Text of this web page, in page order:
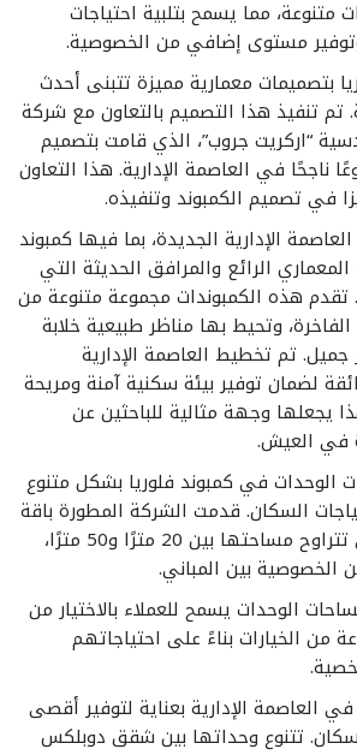
مما يسمح بتلبية احتياجات
مستوى إضافي من الخصوصية.
بتصميمات معمارية مميزة تتبنى أحدث
تم تنفيذ هذا التصميم بالتعاون مع شركة
“اركريت جروب”، الذي قامت بتصميم
30 مشروعًا ناجحًا في العاصمة الإدارية. هذا التعاون
في تصميم الكمبوند وتنفيذه.
الإدارية الجديدة، بما فيها كمبوند
الرائع والمرافق الحديثة التي
تقدم هذه الكمبوندات مجموعة متنوعة من
وتحيط بها مناظر طبيعية خلابة
تم تخطيط العاصمة الإدارية
لضمان توفير بيئة سكنية آمنة ومريحة
يجعلها وجهة مثالية للباحثين عن
في العيش.
الوحدات في كمبوند فلوريا بشكل متنوع
السكان. قدمت الشركة المطورة باقة
من الوحدات التي تتراوح مساحتها بين 20 مترًا و50 مترًا،
الخصوصية بين المباني.
الوحدات يسمح للعملاء بالاختيار من
من الخيارات بناءً على احتياجاتهم
العاصمة الإدارية بعناية لتوفير أقصى
تتنوع وحداتها بين شقق دوبلكس